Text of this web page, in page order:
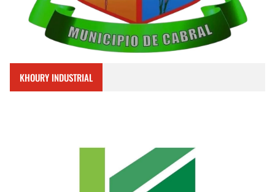
KHOURY INDUSTRIAL